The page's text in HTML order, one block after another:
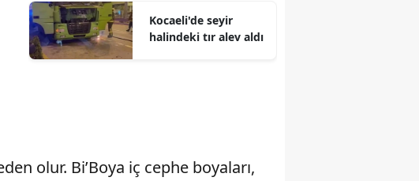
Mardin
Kocaeli'de seyir
halindeki tır alev aldı
olur. Bi’Boya iç cephe boyaları,